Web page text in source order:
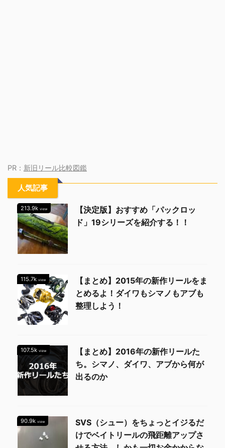
PR： 新旧リール比較図鑑
人気記事
213.9k view
【決定版】おすすめ「パックロッ
ド」19シリーズを紹介する！！
115.7k view
【まとめ】2015年の新作リールをま
とめるよ！ダイワもシマノもアブも
整理しよう！
107.5k view
【まとめ】2016年の新作リールた
ち。シマノ、ダイワ、アブから何が
出るのか
90.9k view
SVS（シュー）をちょっとイジるだ
けでベイトリールの飛距離アップさ